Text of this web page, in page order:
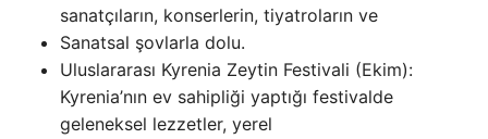
sanatçıların, konserlerin, tiyatroların ve
Sanatsal şovlarla dolu.
Uluslararası Kyrenia Zeytin Festivali (Ekim):
Kyrenia’nın ev sahipliği yaptığı festivalde
geleneksel lezzetler, yerel